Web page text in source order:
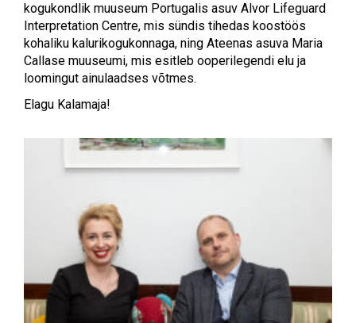
kogukondlik muuseum Portugalis asuv Alvor Lifeguard
Interpretation Centre, mis sündis tihedas koostöös
kohaliku kalurikogukonnaga, ning Ateenas asuva Maria
Callase muuseumi, mis esitleb ooperilegendi elu ja
loomingut ainulaadses võtmes.
Elagu Kalamaja!